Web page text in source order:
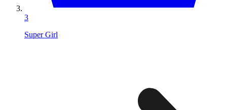
3
Super Girl